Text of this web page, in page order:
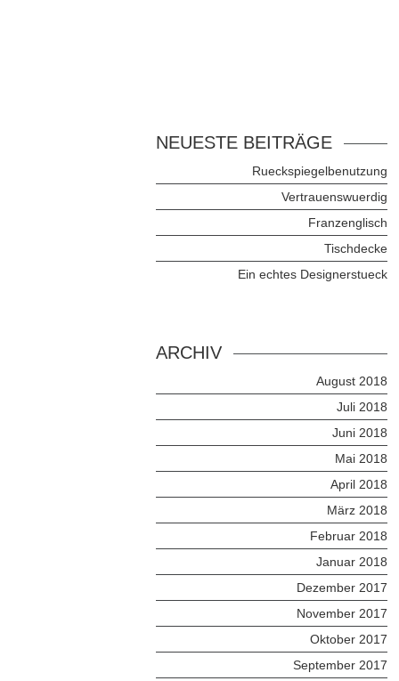
NEUESTE BEITRÄGE
Rueckspiegelbenutzung
Vertrauenswuerdig
Franzenglisch
Tischdecke
Ein echtes Designerstueck
ARCHIV
August 2018
Juli 2018
Juni 2018
Mai 2018
April 2018
März 2018
Februar 2018
Januar 2018
Dezember 2017
November 2017
Oktober 2017
September 2017